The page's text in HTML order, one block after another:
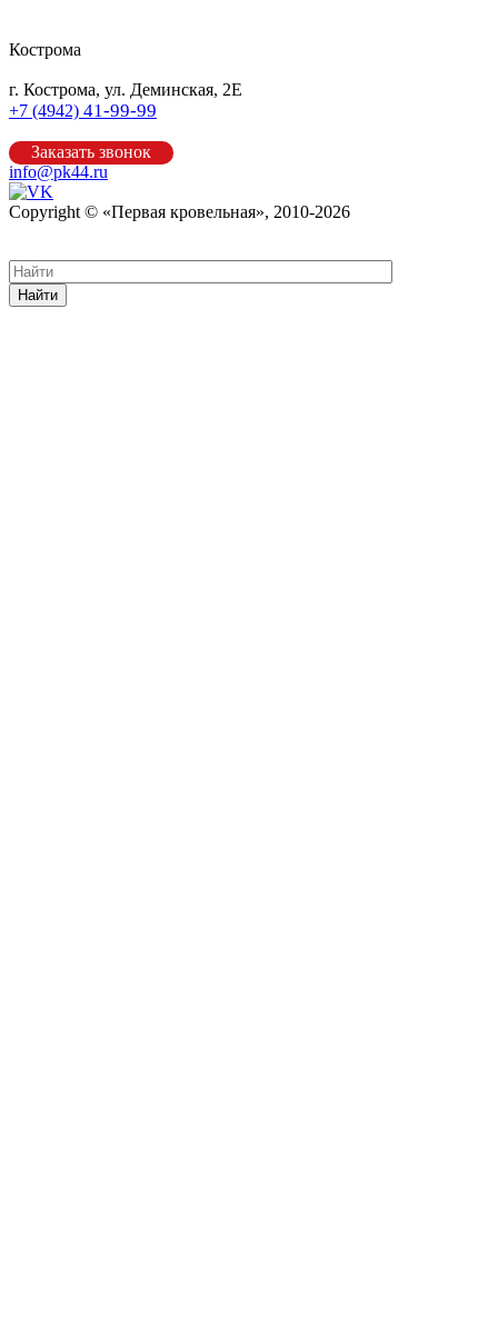
Кострома
г. Кострома, ул. Деминская, 2Е
+7 (4942) 41-99-99
Заказать звонок
info@pk44.ru
Copyright © «Первая кровельная», 2010-2026
Найти